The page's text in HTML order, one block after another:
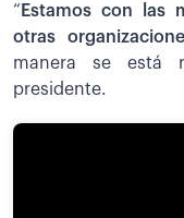
“ Estamos con las
otras
manera se está
presidente.